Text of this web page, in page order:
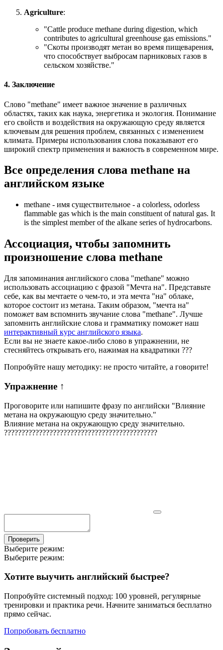
Agriculture:
"Cattle produce methane during digestion, which
contributes to agricultural greenhouse gas emissions."
"Скоты производят метан во время пищеварения,
что способствует выбросам парниковых газов в
сельском хозяйстве."
4. Заключение
Слово "methane" имеет важное значение в различных
областях, таких как наука, энергетика и экология. Понимание
его свойств и воздействия на окружающую среду является
ключевым для решения проблем, связанных с изменением
климата. Примеры использования слова показывают его
широкий спектр применения и важность в современном мире.
Все определения слова methane на
английском языке
methane - имя существительное - a colorless, odorless
flammable gas which is the main constituent of natural gas. It
is the simplest member of the alkane series of hydrocarbons.
Ассоциация, чтобы запомнить
произношение слова methane
Для запоминания английского слова "methane" можно
использовать ассоциацию с фразой "Мечта на". Представьте
себе, как вы мечтаете о чем-то, и эта мечта "на" облаке,
которое состоит из метана. Таким образом, "мечта на"
поможет вам вспомнить звучание слова "methane". Лучше
запомнить английские слова и грамматику поможет наш
интерактивный курс английского языка.
Если вы не знаете какое-либо слово в упражнении, не
стесняйтесь открывать его, нажимая на квадратики ???
Попробуйте нашу методику: не просто читайте, а говорите!
Упражнение ↑
Проговорите или напишите фразу по английски "Влияние
метана на окружающую среду значительно."
Влияние метана на окружающую среду значительно.
????????????????????????????????????????????
Проверить
Выберите режим:
Выберите режим:
Хотите выучить английский быстрее?
Попробуйте системный подход: 100 уровней, регулярные
тренировки и практика речи. Начните заниматься бесплатно
прямо сейчас.
Попробовать бесплатно